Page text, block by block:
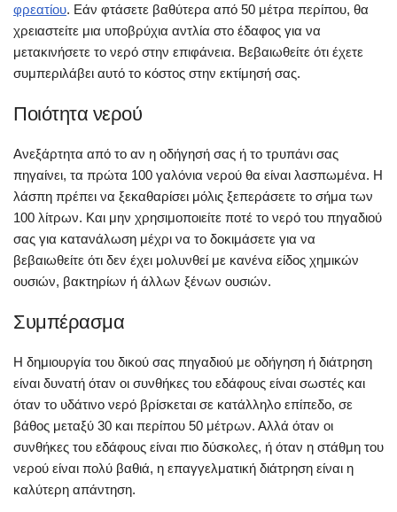
φρεατίου. Εάν φτάσετε βαθύτερα από 50 μέτρα περίπου, θα
χρειαστείτε μια υποβρύχια αντλία στο έδαφος για να
μετακινήσετε το νερό στην επιφάνεια. Βεβαιωθείτε ότι έχετε
συμπεριλάβει αυτό το κόστος στην εκτίμησή σας.
Ποιότητα νερού
Ανεξάρτητα από το αν η οδήγησή σας ή το τρυπάνι σας
πηγαίνει, τα πρώτα 100 γαλόνια νερού θα είναι λασπωμένα. Η
λάσπη πρέπει να ξεκαθαρίσει μόλις ξεπεράσετε το σήμα των
100 λίτρων. Και μην χρησιμοποιείτε ποτέ το νερό του πηγαδιού
σας για κατανάλωση μέχρι να το δοκιμάσετε για να
βεβαιωθείτε ότι δεν έχει μολυνθεί με κανένα είδος χημικών
ουσιών, βακτηρίων ή άλλων ξένων ουσιών.
Συμπέρασμα
Η δημιουργία του δικού σας πηγαδιού με οδήγηση ή διάτρηση
είναι δυνατή όταν οι συνθήκες του εδάφους είναι σωστές και
όταν το υδάτινο νερό βρίσκεται σε κατάλληλο επίπεδο, σε
βάθος μεταξύ 30 και περίπου 50 μέτρων. Αλλά όταν οι
συνθήκες του εδάφους είναι πιο δύσκολες, ή όταν η στάθμη του
νερού είναι πολύ βαθιά, η επαγγελματική διάτρηση είναι η
καλύτερη απάντηση.